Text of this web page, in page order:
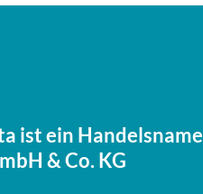
ist ein Handelsname
& Co. KG